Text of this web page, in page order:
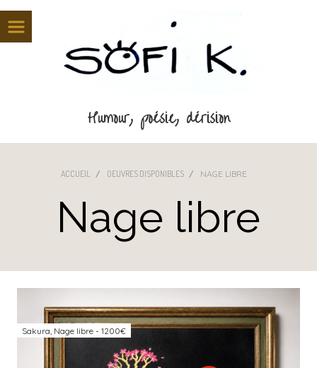
Humour, poésie, dérision
ACCUEIL OEUVRES DISPONIBLES NAGE LIBRE
Nage libre
Sakura, Nage libre - 1200€